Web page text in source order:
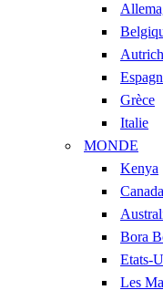
Grèce
Italie
MONDE
Kenya
Canada
Bora
Etats-
Les